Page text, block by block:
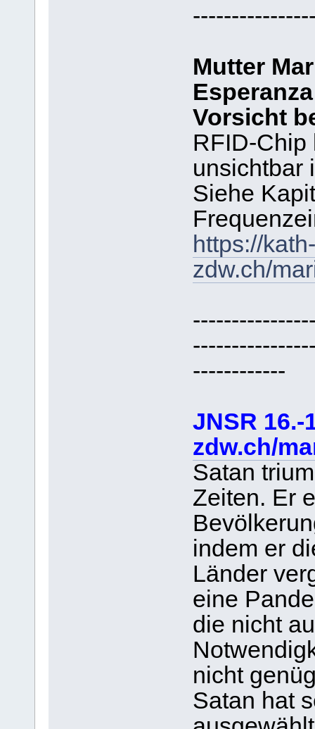
Mutter
Esperanza
Vorsicht
RFID-Chip
unsichtbar
Siehe
https://kath-
zdw.ch/
------------
JNSR
zdw.ch/
Satan
Zeiten. Er
indem er
Länder
eine
die nicht
nicht
Satan hat